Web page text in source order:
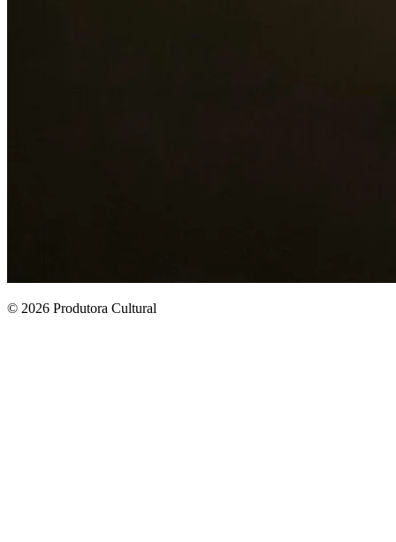
© 2026 Produtora Cultural